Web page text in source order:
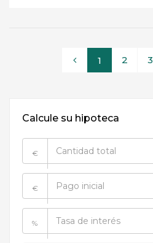
1 2 3
Calcule su hipoteca
€
€
%